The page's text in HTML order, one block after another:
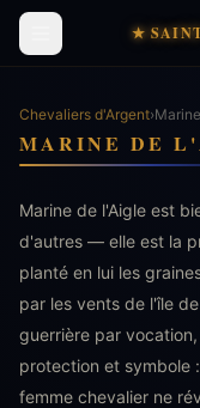
★
Chevaliers d'Argent›Marine
MARINE DE
Marine de l'Aigle est
d'autres — elle est la
planté en lui les
par les vents de l'île
guerrière par
protection et symbole
femme chevalier ne